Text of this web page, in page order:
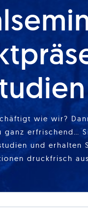
wie wir?
ganz erfrischend…
und erhalten
druckfrisch